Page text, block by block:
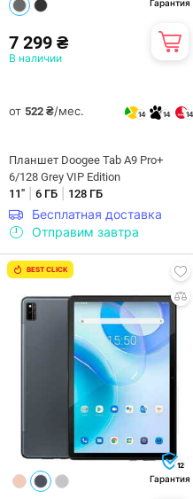
Гарантия
7 299 ₴
В наличии
от 522 ₴/мес. 14 14 14
Планшет Doogee Tab A9 Pro+
6/128 Grey VIP Edition
11"
6 ГБ 128 ГБ
Бесплатная доставка
Отправим завтра
BEST CLICK
12
Гарантия